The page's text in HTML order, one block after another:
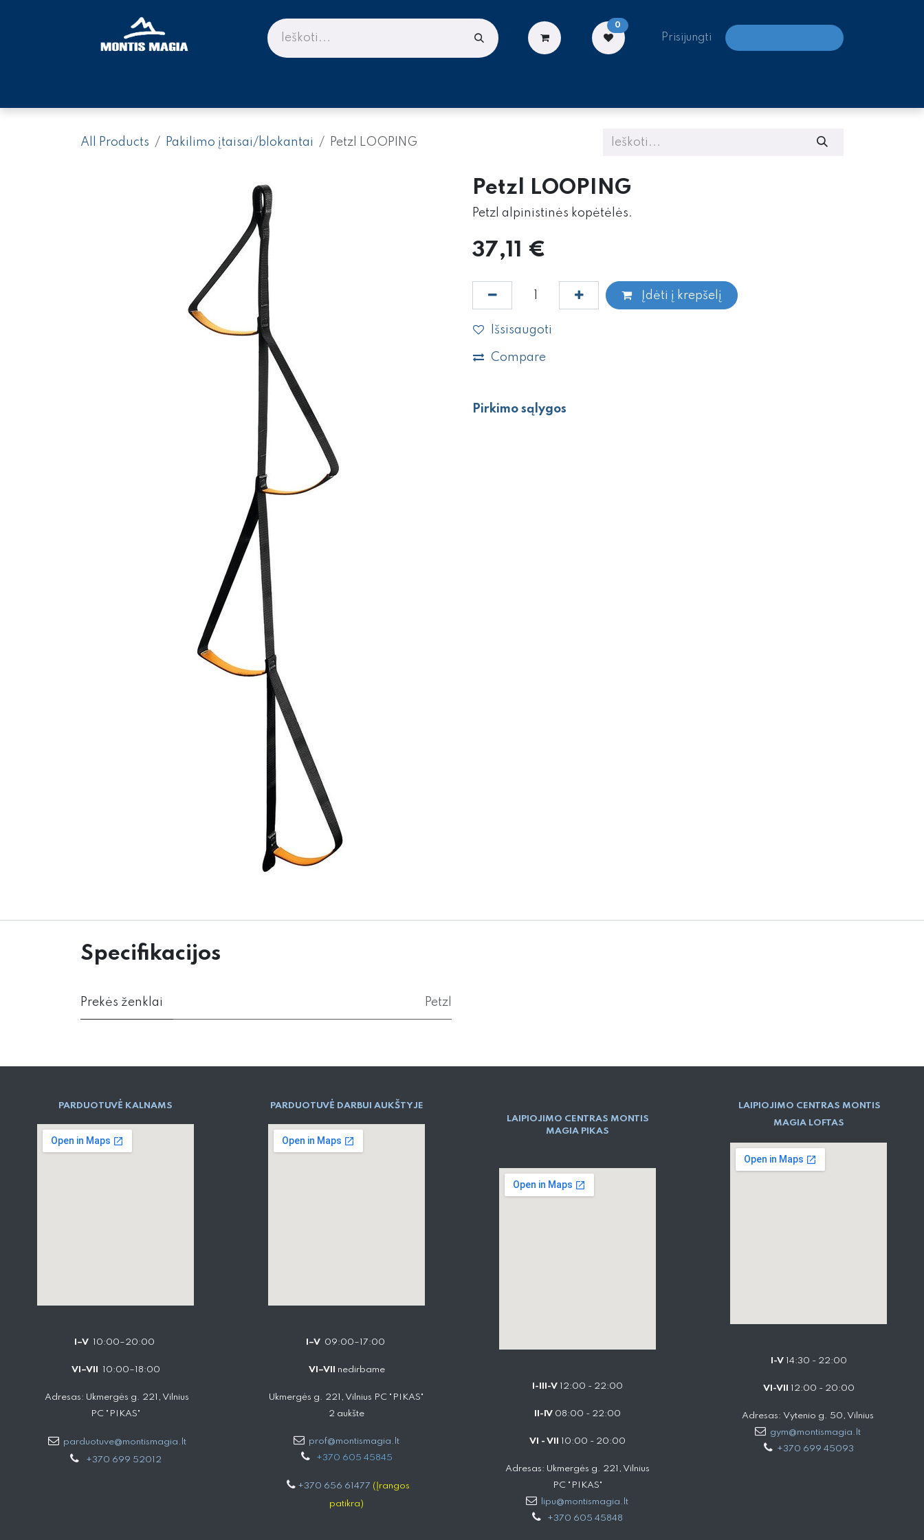
0
Prisijungti
All Products Pakilimo įtaisai/blokantai Petzl LOOPING
Petzl LOOPING
Petzl alpinistinės kopėtėlės.
37,11 €
Įdėti į krepšelį
Išsisaugoti
Compare
Pirkimo sąlygos
Specifikacijos
Prekės ženklai Petzl
PARD​UOTUVĖ​ KALNAMS
I–V 10:00–20:00
VI–VII 10:00–18:00
Adresas: Ukmergės g. 221, Vilnius
PC "PIKAS"
parduotuve@montismagia.lt
+370 699 52012
PARDUOTUVĖ DARBUI AUKŠTYJE
I–V 09:00–17:00
VI–VII nedirbame
Ukmergės g. 221, Vilnius PC "PIKAS"
2 aukšte
prof@montismagia.lt
+370 605 4584​5
+370 656 61477 (Įrangos
patikra)
LAIPIOJIMO CENTRAS MONTIS
MAGIA PIKAS
I-III-V 12:00 - 22:00
II-IV 08:00 - 22:00
VI - VII 10:00 - 20:00
Adresas: Ukmergės g. 221, Vilnius
PC "PIKAS"
lipu@montismagia.lt
+370 605 45848
LAIPIOJIMO CENTRAS MONTIS
MAGIA LOFTAS
I-V14:30 - 22:00
VI-VII 12:00 - 20:00
Adresas: Vytenio g. 50, Vilnius
gym@montismagia.lt
+370 699 45093